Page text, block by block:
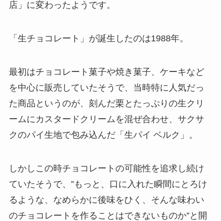
店」に変わったようです。
「生チョコレート」が誕生したのは1988年。
最初はチョコレート菓子や焼き菓子、ケーキなど
を中心に販売していたそうで、当時特に人気だっ
た商品というのが、刻んだ栗とたっぷりの生クリ
ームにカスタードクリームを混ぜ合わせ、サクサ
クのパイ生地で包み込んだ「生パイ ベルク」。
しかしこの時チョコレートの可能性を追求し続け
ていたそうで、”もっと、口に入れた瞬間にとろけ
るような、なめらかに後味をひく、そんな味わい
のチョコレートを作ることはできないものか”と開